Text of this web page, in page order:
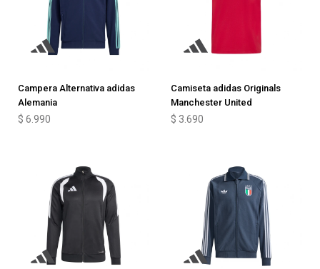
Campera Alternativa adidas
Alemania
$ 6.990
Camiseta adidas Originals
Manchester United
$ 3.690